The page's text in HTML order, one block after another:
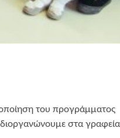
του προγράμματος
διοργανώνουμε στα γραφεία